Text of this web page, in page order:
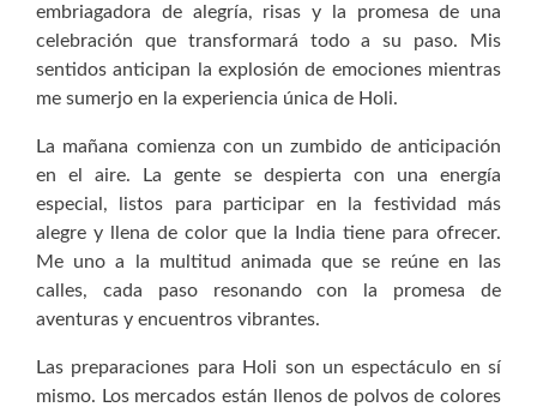
embriagadora de alegría, risas y la promesa de una
celebración que transformará todo a su paso. Mis
sentidos anticipan la explosión de emociones mientras
me sumerjo en la experiencia única de Holi.
La mañana comienza con un zumbido de anticipación
en el aire. La gente se despierta con una energía
especial, listos para participar en la festividad más
alegre y llena de color que la India tiene para ofrecer.
Me uno a la multitud animada que se reúne en las
calles, cada paso resonando con la promesa de
aventuras y encuentros vibrantes.
Las preparaciones para Holi son un espectáculo en sí
mismo. Los mercados están llenos de polvos de colores